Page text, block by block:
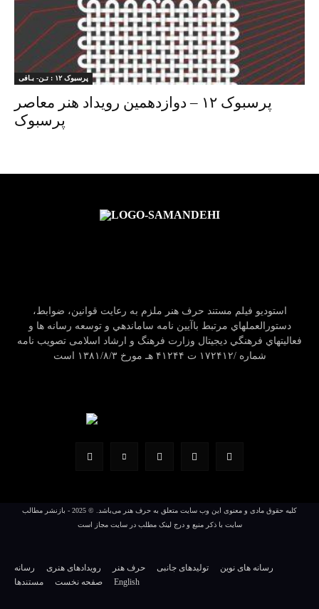
پرسبوک ۱۲ : تـن- بـافی
پرسبوک ۱۲ – دوازدهمین رویداد هنر معاصر
پرسبوک
استودیو فیلم مستند حرف هنر ملزم به رعایت قوانين، ضوابط،
دستورالعملهاي مرتبط باآيين نامه ساماندهي و توسعه رسانه ها و
فعاليتهاي فرهنگي ديجيتال وزارت فرهنگ و ارشاد اسلامی تصویب نامه
شماره /۱۷۲۴۱۲ ت ۴۱۲۴۴ هـ مورخ ۱۳۸۱/۸/۳ است
کلیه حقوق مادی و معنوی این وب سایت متعلق به حرف هنر می‌باشد. © 2025 - بازنشر مطالب
سایت با ذکر منبع و درج لینک مطلب در سایت مجاز است
رسانه رویدادهای هنری حرف هنر تولیدهای جانبی
رسانه های نوین
مستندها
صفحه نخست English